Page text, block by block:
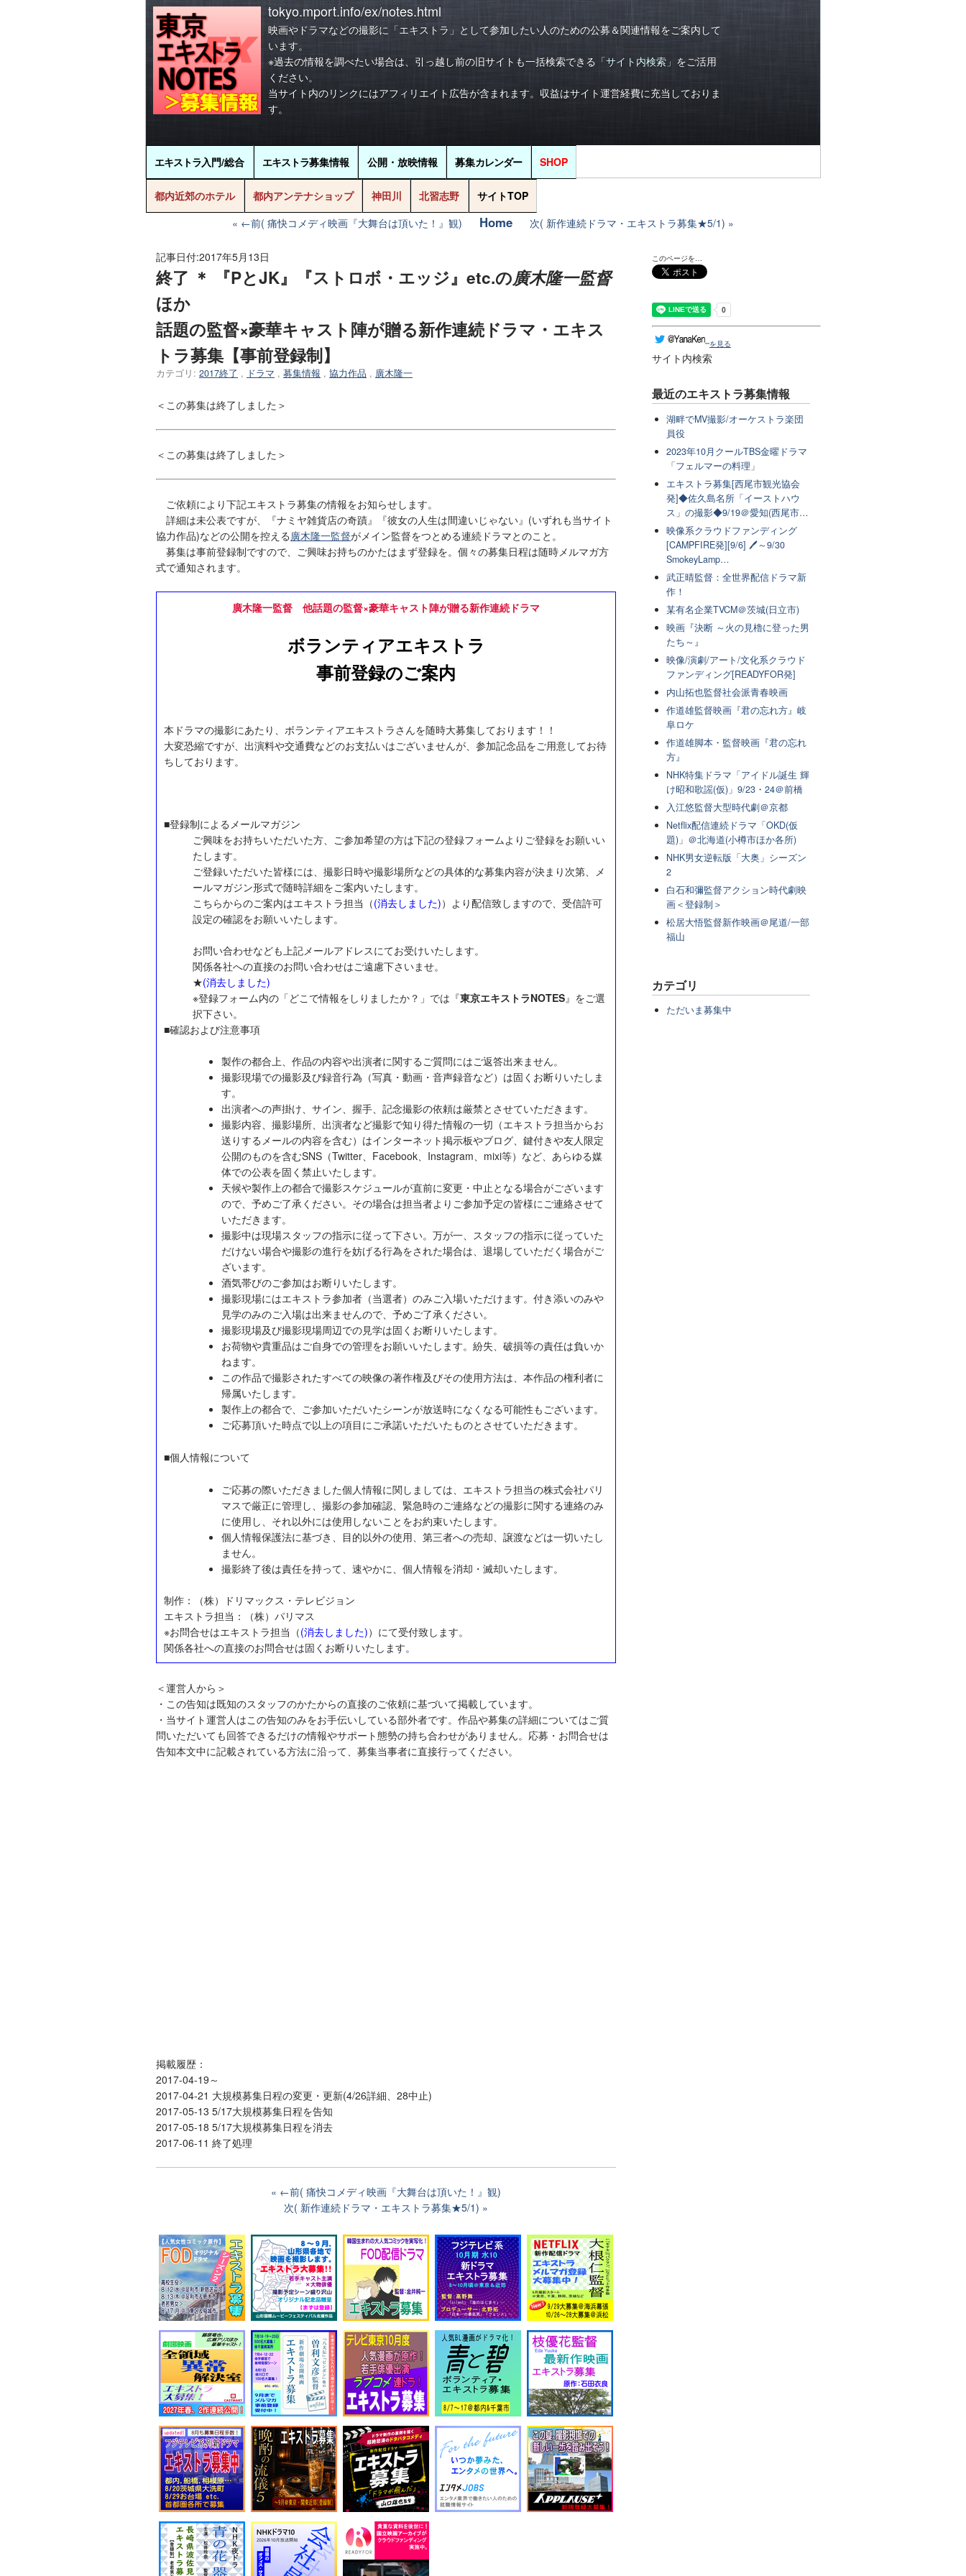
tokyo.mport.info/ex/notes.html
映画やドラマなどの撮影に「エキストラ」として参加したい人のための公募＆関連情報をご案内して
います。
※過去の情報を調べたい場合は、引っ越し前の旧サイトも一括検索できる 「サイト内検索」 をご活用
ください。
当サイト内のリンクにはアフィリエイト広告が含まれます。収益はサイト運営経費に充当しておりま
す。
エキストラ入門/総合 エキストラ募集情報 公開・放映情報 募集カレンダー SHOP
都内近郊のホテル 都内アンテナショップ 神田川 北習志野
サイトTOP
←前( 痛快コメディ映画『大舞台は頂いた！』観)
Home 次( 新作連続ドラマ・エキストラ募集★5/1)
記事日付:2017年5月13日
終了 ＊ 『PとJK』『ストロボ・エッジ』etc.の廣木隆一監督
ほか
話題の監督×豪華キャスト陣が贈る新作連続ドラマ・エキス
トラ募集【事前登録制】
カテゴリ: 2017終了 , ドラマ , 募集情報 , 協力作品 , 廣木隆一
＜この募集は終了しました＞
＜この募集は終了しました＞
ご依頼により下記エキストラ募集の情報をお知らせします。
詳細は未公表ですが、『ナミヤ雑貨店の奇蹟』『彼女の人生は間違いじゃない』(いずれも当サイト
協力作品)などの公開を控える廣木隆一監督がメイン監督をつとめる連続ドラマとのこと。
募集は事前登録制ですので、ご興味お持ちのかたはまず登録を。個々の募集日程は随時メルマガ方
式で通知されます。
廣木隆一監督 他話題の監督×豪華キャスト陣が贈る新作連続ドラマ
ボランティアエキストラ
事前登録のご案内
本ドラマの撮影にあたり、ボランティアエキストラさんを随時大募集しております！！
大変恐縮ですが、出演料や交通費などのお支払いはございませんが、参加記念品をご用意してお待
ちしております。
■登録制によるメールマガジン
ご興味をお持ちいただいた方、ご参加希望の方は下記の登録フォームよりご登録をお願いい
たします。
ご登録いただいた皆様には、撮影日時や撮影場所などの具体的な募集内容が決まり次第、メ
ールマガジン形式で随時詳細をご案内いたします。
こちらからのご案内はエキストラ担当（(消去しました)）より配信致しますので、受信許可
設定の確認をお願いいたします。
お問い合わせなども上記メールアドレスにてお受けいたします。
関係各社への直接のお問い合わせはご遠慮下さいませ。
★(消去しました)
※登録フォーム内の「どこで情報をしりましたか？」では『東京エキストラNOTES』をご選
択下さい。
■確認および注意事項
製作の都合上、作品の内容や出演者に関するご質問にはご返答出来ません。
撮影現場での撮影及び録音行為（写真・動画・音声録音など）は固くお断りいたしま
す。
出演者への声掛け、サイン、握手、記念撮影の依頼は厳禁とさせていただきます。
撮影内容、撮影場所、出演者など撮影で知り得た情報の一切（エキストラ担当からお
送りするメールの内容を含む）はインターネット掲示板やブログ、鍵付きや友人限定
公開のものを含むSNS（Twitter、Facebook、Instagram、mixi等）など、あらゆる媒
体での公表を固く禁止いたします。
天候や製作上の都合で撮影スケジュールが直前に変更・中止となる場合がございます
ので、予めご了承ください。その場合は担当者よりご参加予定の皆様にご連絡させて
いただきます。
撮影中は現場スタッフの指示に従って下さい。万が一、スタッフの指示に従っていた
だけない場合や撮影の進行を妨げる行為をされた場合は、退場していただく場合がご
ざいます。
酒気帯びのご参加はお断りいたします。
撮影現場にはエキストラ参加者（当選者）のみご入場いただけます。付き添いのみや
見学のみのご入場は出来ませんので、予めご了承ください。
撮影現場及び撮影現場周辺での見学は固くお断りいたします。
お荷物や貴重品はご自身での管理をお願いいたします。紛失、破損等の責任は負いか
ねます。
この作品で撮影されたすべての映像の著作権及びその使用方法は、本作品の権利者に
帰属いたします。
製作上の都合で、ご参加いただいたシーンが放送時になくなる可能性もございます。
ご応募頂いた時点で以上の項目にご承諾いただいたものとさせていただきます。
■個人情報について
ご応募の際いただきました個人情報に関しましては、エキストラ担当の株式会社パリ
マスで厳正に管理し、撮影の参加確認、緊急時のご連絡などの撮影に関する連絡のみ
に使用し、それ以外には使用しないことをお約束いたします。
個人情報保護法に基づき、目的以外の使用、第三者への売却、譲渡などは一切いたし
ません。
撮影終了後は責任を持って、速やかに、個人情報を消却・滅却いたします。
制作：（株）ドリマックス・テレビジョン
エキストラ担当：（株）パリマス
※お問合せはエキストラ担当（(消去しました)）にて受付致します。
関係各社への直接のお問合せは固くお断りいたします。
＜運営人から＞
・この告知は既知のスタッフのかたからの直接のご依頼に基づいて掲載しています。
・当サイト運営人はこの告知のみをお手伝いしている部外者です。作品や募集の詳細についてはご質
問いただいても回答できるだけの情報やサポート態勢の持ち合わせがありません。応募・お問合せは
告知本文中に記載されている方法に沿って、募集当事者に直接行ってください。
掲載履歴：
2017-04-19～
2017-04-21 大規模募集日程の変更・更新(4/26詳細、28中止)
2017-05-13 5/17大規模募集日程を告知
2017-05-18 5/17大規模募集日程を消去
2017-06-11 終了処理
←前( 痛快コメディ映画『大舞台は頂いた！』観)
次( 新作連続ドラマ・エキストラ募集★5/1)
このページを…
を見る
サイト内検索
最近のエキストラ募集情報
湖畔でMV撮影/オーケストラ楽団
員役
2023年10月クールTBS金曜ドラマ
「フェルマーの料理」
エキストラ募集[西尾市観光協会
発]◆佐久島名所「イーストハウ
ス」の撮影◆9/19＠愛知(西尾市…
映像系クラウドファンディング
[CAMPFIRE発][9/6] 🖊～9/30
SmokeyLamp…
武正晴監督：全世界配信ドラマ新
作！
某有名企業TVCM＠茨城(日立市)
映画『決断 ～火の見櫓に登った男
たち～』
映像/演劇/アート/文化系クラウド
ファンディング[READYFOR発]
内山拓也監督社会派青春映画
作道雄監督映画『君の忘れ方』岐
阜ロケ
作道雄脚本・監督映画『君の忘れ
方』
NHK特集ドラマ「アイドル誕生 輝
け昭和歌謡(仮)」9/23・24＠前橋
入江悠監督大型時代劇＠京都
Netflix配信連続ドラマ「OKD(仮
題)」＠北海道(小樽市ほか各所)
NHK男女逆転版「大奥」シーズン
2
白石和彌監督アクション時代劇映
画＜登録制＞
松居大悟監督新作映画＠尾道/一部
福山
カテゴリ
ただいま募集中